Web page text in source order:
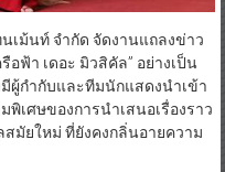
เม้นท์ จำกัด จัดงานแถลงข่าว
อฟ้า เดอะ มิวสิคัล” อย่างเป็น
ผู้กำกับและทีมนักแสดงนำเข้า
พิเศษของการนำเสนอเรื่องราว
มัยใหม่ ที่ยังคงกลิ่นอายความ